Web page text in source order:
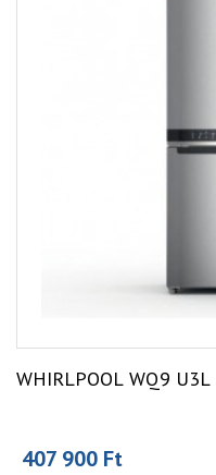
WHIRLPOOL WQ9
407 900 Ft